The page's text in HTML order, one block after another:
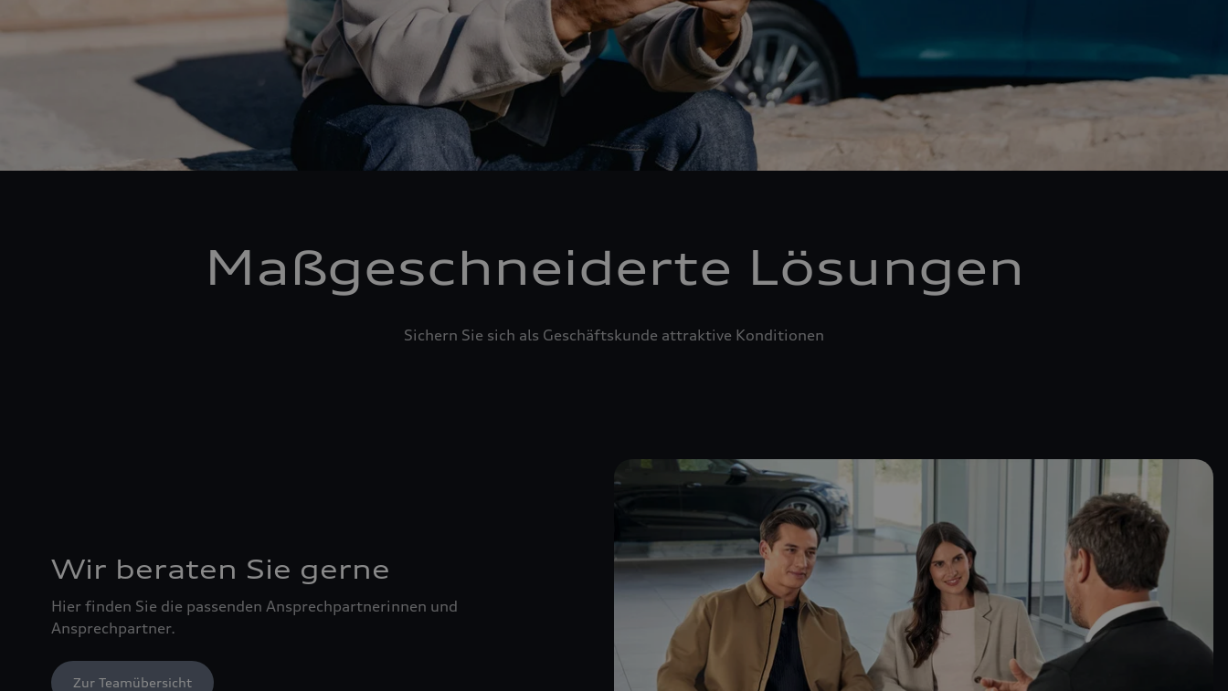
Maßgeschneiderte Lösungen
Sichern Sie sich als Geschäftskunde attraktive Konditionen
Wir beraten Sie gerne
Hier finden Sie die passenden Ansprechpartnerinnen und
Ansprechpartner.
Zur Teamübersicht